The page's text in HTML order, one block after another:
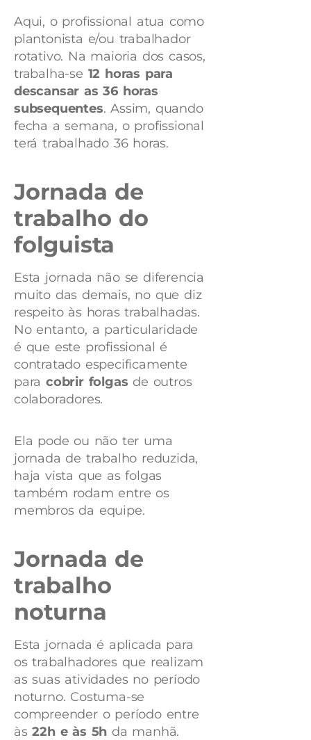
Aqui, o profissional atua como
plantonista e/ou trabalhador
rotativo. Na maioria dos casos,
trabalha-se 12 horas para
descansar as 36 horas
subsequentes. Assim, quando
fecha a semana, o profissional
terá trabalhado 36 horas.
Jornada de
trabalho do
folguista
Esta jornada não se diferencia
muito das demais, no que diz
respeito às horas trabalhadas.
No entanto, a particularidade
é que este profissional é
contratado especificamente
para cobrir folgas de outros
colaboradores.
Ela pode ou não ter uma
jornada de trabalho reduzida,
haja vista que as folgas
também rodam entre os
membros da equipe.
Jornada de
trabalho
noturna
Esta jornada é aplicada para
os trabalhadores que realizam
as suas atividades no período
noturno. Costuma-se
compreender o período entre
às22h e às 5h da manhã.